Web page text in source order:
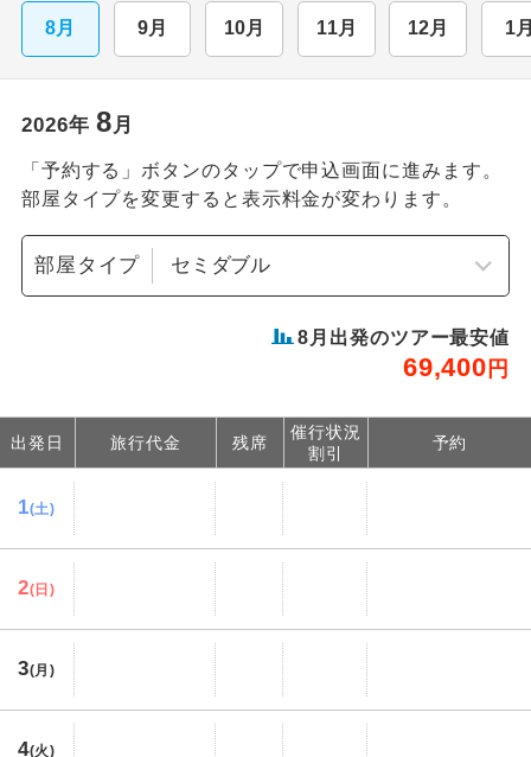
8月 9月 10月 11月 12月 1
2026年 8月
「予約する」ボタンのタップで申込画面に進みます。
部屋タイプを変更すると表示料金が変わります。
部屋タイプ
8 月出発のツアー最安値
69,400 円
出発日 旅行代金 残席
催行状況
割引
予約
1(土)
2(日)
3(月)
4(火)